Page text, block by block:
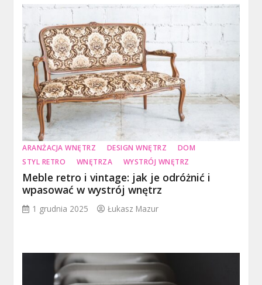
ARANŻACJA WNĘTRZ DESIGN WNĘTRZ
DOM
STYL RETRO
WNĘTRZA WYSTRÓJ WNĘTRZ
Meble retro i vintage: jak je odróżnić i
wpasować w wystrój wnętrz
1 grudnia 2025 Łukasz Mazur